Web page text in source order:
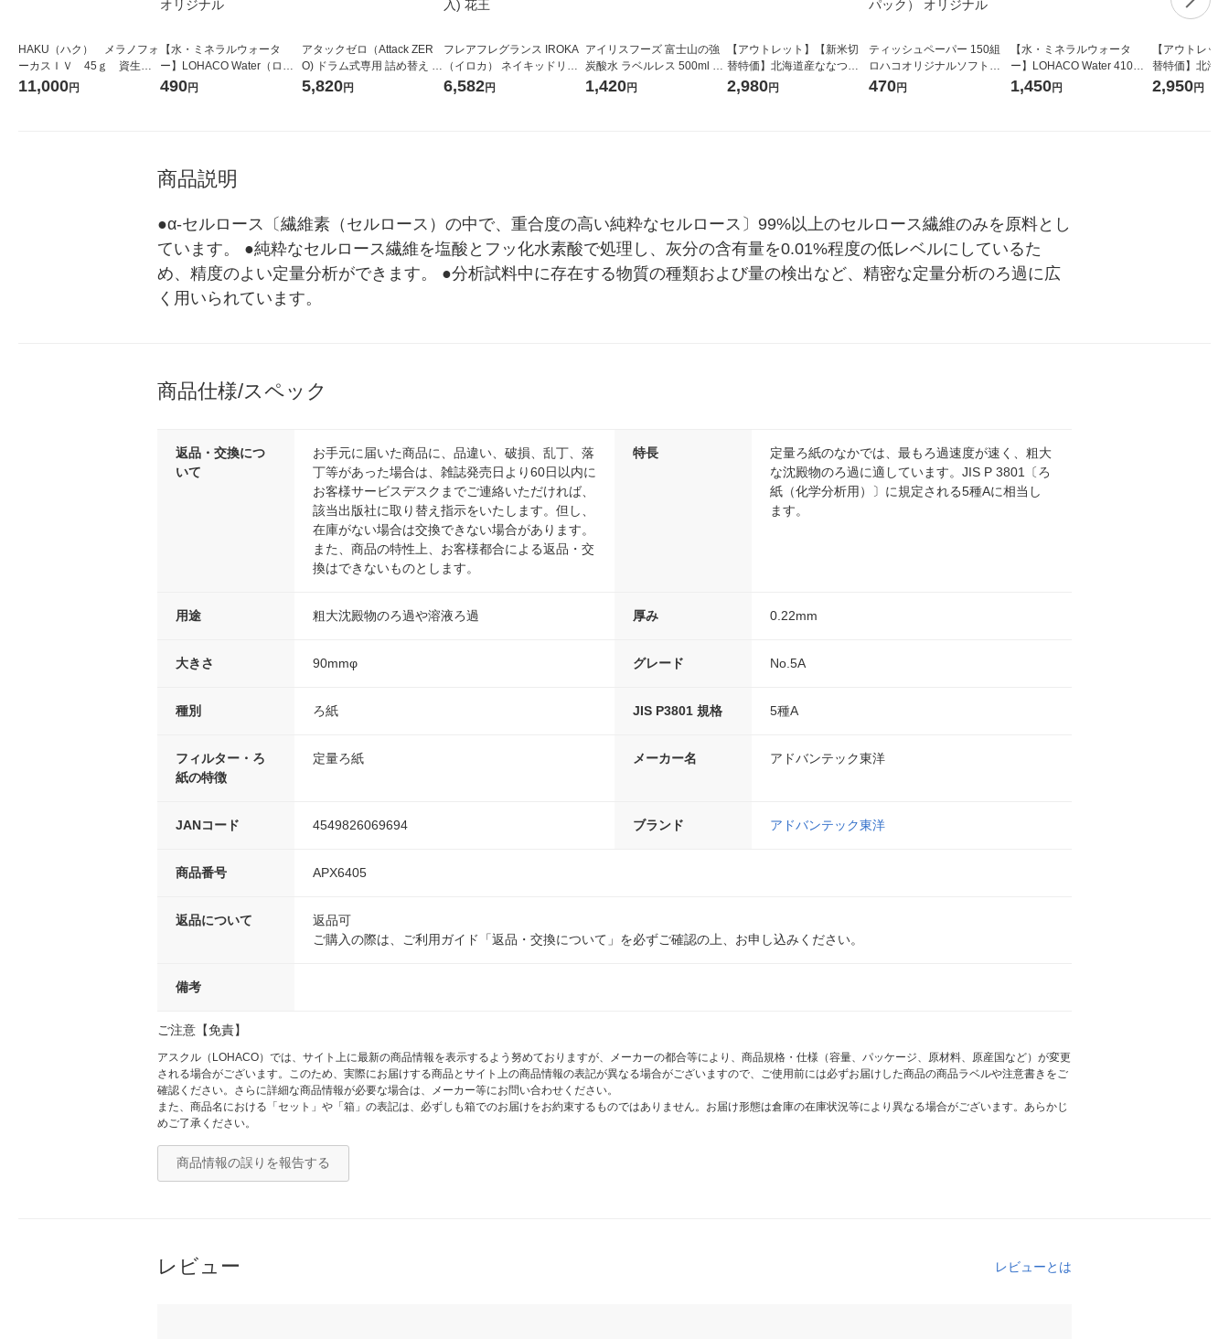
HAKU（ハク） メラノフォ
ーカスＩＶ 45ｇ 資生
堂 おまけ付き
11,000円
【水・ミネラルウォータ
ー】LOHACO Water（ロハ
コウォーター）2L ラベルレ
490円
アタックゼロ（Attack ZER
O) ドラム式専用 詰め替え メ
ガジャンボ 2300g 1セット
5,820円
フレアフレグランス IROKA
（イロカ） ネイキッドリリ
ーの香り 柔軟剤 詰め替え 超
6,582円
アイリスフーズ 富士山の強
炭酸水 ラベルレス 500ml 1
箱（24本入）
1,420円
【アウトレット】【新米切
替特価】北海道産ななつぼ
し 無洗米 5kg 1袋 令和7年産
2,980円
ティッシュペーパー 150組
ロハコオリジナルソフトパ
ックティッシュ フィオナ オ
470円
【水・ミネラルウォータ
ー】LOHACO Water 410ml
1箱（20本入）ラベルレス
1,450円
【アウトレッ
替特価】北海
し 精白米 5kg
2,950円
商品説明
●α-セルロース〔繊維素（セルロース）の中で、重合度の高い純粋なセルロース〕99%以上のセルロース繊維のみを原料とし
ています。 ●純粋なセルロース繊維を塩酸とフッ化水素酸で処理し、灰分の含有量を0.01%程度の低レベルにしているた
め、精度のよい定量分析ができます。 ●分析試料中に存在する物質の種類および量の検出など、精密な定量分析のろ過に広
く用いられています。
商品仕様/スペック
返品・交換につ
いて
お手元に届いた商品に、品違い、破損、乱丁、落
丁等があった場合は、雑誌発売日より60日以内に
お客様サービスデスクまでご連絡いただければ、
該当出版社に取り替え指示をいたします。但し、
在庫がない場合は交換できない場合があります。
また、商品の特性上、お客様都合による返品・交
換はできないものとします。
特長
定量ろ紙のなかでは、最もろ過速度が速く、粗大
な沈殿物のろ過に適しています。JIS P 3801〔ろ
紙（化学分析用）〕に規定される5種Aに相当し
ます。
用途 粗大沈殿物のろ過や溶液ろ過 厚み 0.22mm
大きさ 90mmφ グレード No.5A
種別 ろ紙 JIS P3801 規格 5種A
フィルター・ろ
紙の特徴
定量ろ紙 メーカー名 アドバンテック東洋
JANコード 4549826069694 ブランド アドバンテック東洋
商品番号 APX6405
返品について
返品可
ご購入の際は、ご利用ガイド「返品・交換について」を必ずご確認の上、お申し込みください。
備考
ご注意【免責】
アスクル（LOHACO）では、サイト上に最新の商品情報を表示するよう努めておりますが、メーカーの都合等により、商品規格・仕様（容量、パッケージ、原材料、原産国など）が変更
される場合がございます。このため、実際にお届けする商品とサイト上の商品情報の表記が異なる場合がございますので、ご使用前には必ずお届けした商品の商品ラベルや注意書きをご
確認ください。さらに詳細な商品情報が必要な場合は、メーカー等にお問い合わせください。
また、商品名における「セット」や「箱」の表記は、必ずしも箱でのお届けをお約束するものではありません。お届け形態は倉庫の在庫状況等により異なる場合がございます。あらかじ
めご了承ください。
商品情報の誤りを報告する
レビュー レビューとは